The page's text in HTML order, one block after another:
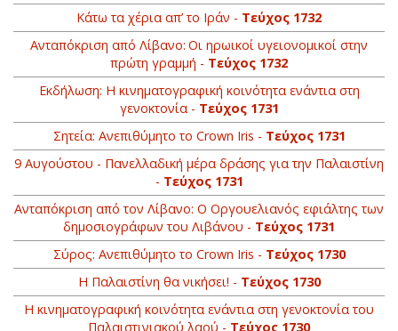
Κάτω τα χέρια απ’ το Ιράν - Τεύχος 1732
Ανταπόκριση από Λίβανο: Οι ηρωικοί υγειονομικοί στην
πρώτη γραμμή - Τεύχος 1732
Εκδήλωση: Η κινηματογραφική κοινότητα ενάντια στη
γενοκτονία - Τεύχος 1731
Σητεία: Ανεπιθύμητο το Crown Iris - Τεύχος 1731
9 Αυγούστου - Πανελλαδική μέρα δράσης για την Παλαιστίνη
- Τεύχος 1731
Ανταπόκριση από τον Λίβανο: O Οργουελιανός εφιάλτης των
δημοσιογράφων του Λιβάνου - Τεύχος 1731
Σύρος: Ανεπιθύμητο το Crown Iris - Τεύχος 1730
Η Παλαιστίνη θα νικήσει! - Τεύχος 1730
Η κινηματογραφική κοινότητα ενάντια στη γενοκτονία του
Παλαιστινιακού λαού - Τεύχος 1730